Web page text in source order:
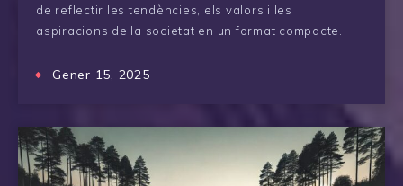
de reflectir les tendències, els valors i les
aspiracions de la societat en un format compacte.
Gener 15, 2025